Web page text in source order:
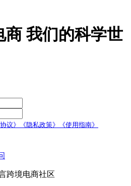
商 我们的科学世
议》 《隐私政策》 《使用指南》
跨境电商社区